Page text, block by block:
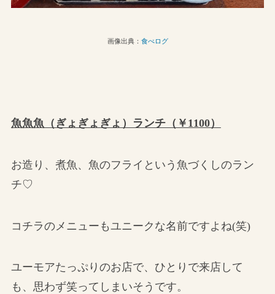
画像出典： 食べログ
魚魚魚（ぎょぎょぎょ）ランチ（￥1100）
お造り、煮魚、魚のフライという魚づくしのラン
チ♡
コチラのメニューもユニークな名前ですよね(笑)
ユーモアたっぷりのお店で、ひとりで来店して
も、思わず笑ってしまいそうです。